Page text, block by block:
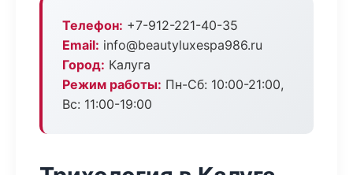
Телефон: +7-912-221-40-35
Email: info@beautyluxespa986.ru
Город: Калуга
Режим работы: Пн-Сб: 10:00-21:00,
Вс: 11:00-19:00